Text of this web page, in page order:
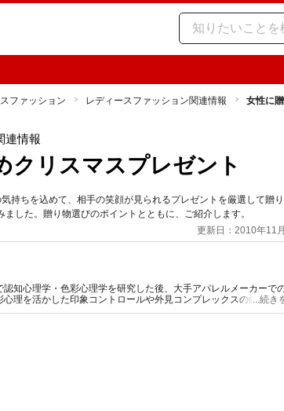
ファッション レディースファッション関連情報 女性に
連情報
クリスマスプレゼント
持ちを込めて、相手の笑顔が見られるプレゼントを厳選して贈
した。贈り物選びのポイントとともに、ご紹介します。
更新日：2010年11
知心理学・色彩心理学を研究した後、大手アパレルメーカーで
理を活かした印象コントロールや外見コンプレックスの解消、
た情報発信に定評がある。
...続き